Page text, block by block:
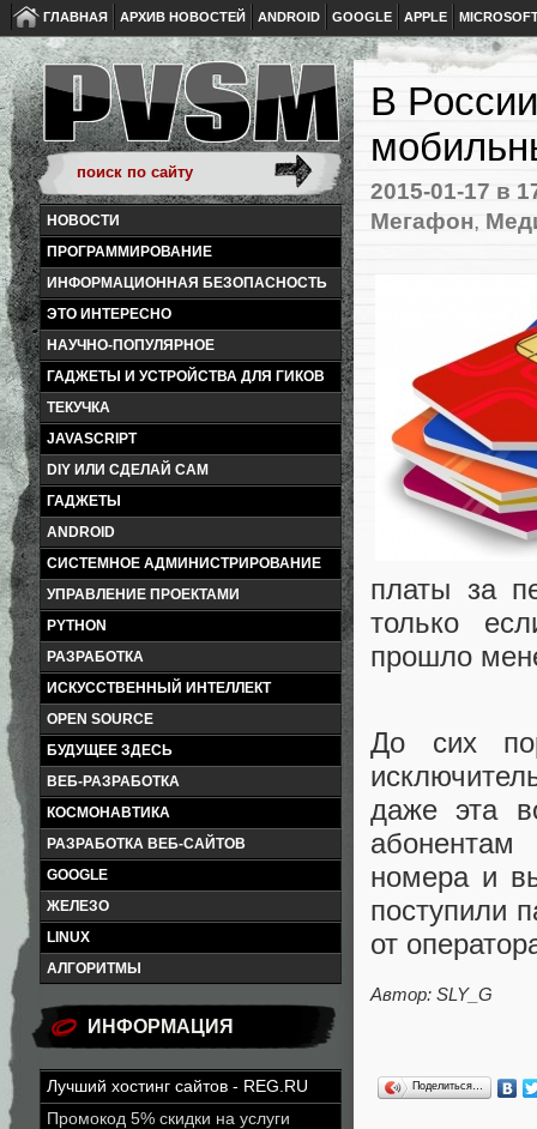
ГЛАВНАЯ АРХИВ НОВОСТЕЙ ANDROID GOOGLE APPLE
НОВОСТИ
ПРОГРАММИРОВАНИЕ
ИНФОРМАЦИОННАЯ БЕЗОПАСНОСТЬ
ЭТО ИНТЕРЕСНО
НАУЧНО-ПОПУЛЯРНОЕ
ГАДЖЕТЫ И УСТРОЙСТВА ДЛЯ ГИКОВ
ТЕКУЧКА
JAVASCRIPT
DIY ИЛИ СДЕЛАЙ САМ
ГАДЖЕТЫ
ANDROID
СИСТЕМНОЕ АДМИНИСТРИРОВАНИЕ
УПРАВЛЕНИЕ ПРОЕКТАМИ
PYTHON
РАЗРАБОТКА
ИСКУССТВЕННЫЙ ИНТЕЛЛЕКТ
OPEN SOURCE
БУДУЩЕЕ ЗДЕСЬ
ВЕБ-РАЗРАБОТКА
КОСМОНАВТИКА
РАЗРАБОТКА ВЕБ-САЙТОВ
GOOGLE
ЖЕЛЕЗО
LINUX
АЛГОРИТМЫ
ИНФОРМАЦИЯ
Лучший хостинг сайтов - REG.RU
Промокод 5% скидки на услуги
В
2015-01-17 в
Мегафон,
платы за
только
прошло
До сих
даже эта
номера и
поступили
от
Автор: SLY_G
Поделиться…